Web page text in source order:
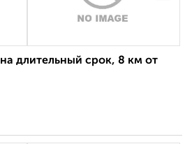
длительный срок, 8 км от